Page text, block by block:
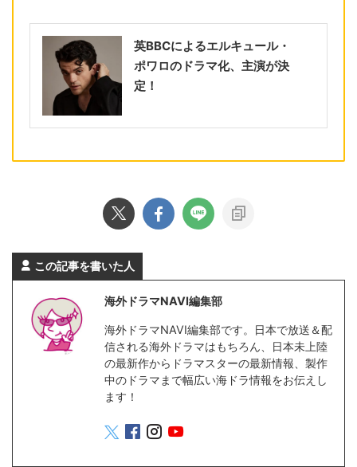
英BBCによるエルキュール・
ポワロのドラマ化、主演が決
定！
この記事を書いた人
海外ドラマNAVI編集部
海外ドラマNAVI編集部です。日本で放送＆配
信される海外ドラマはもちろん、日本未上陸
の最新作からドラマスターの最新情報、製作
中のドラマまで幅広い海ドラ情報をお伝えし
ます！